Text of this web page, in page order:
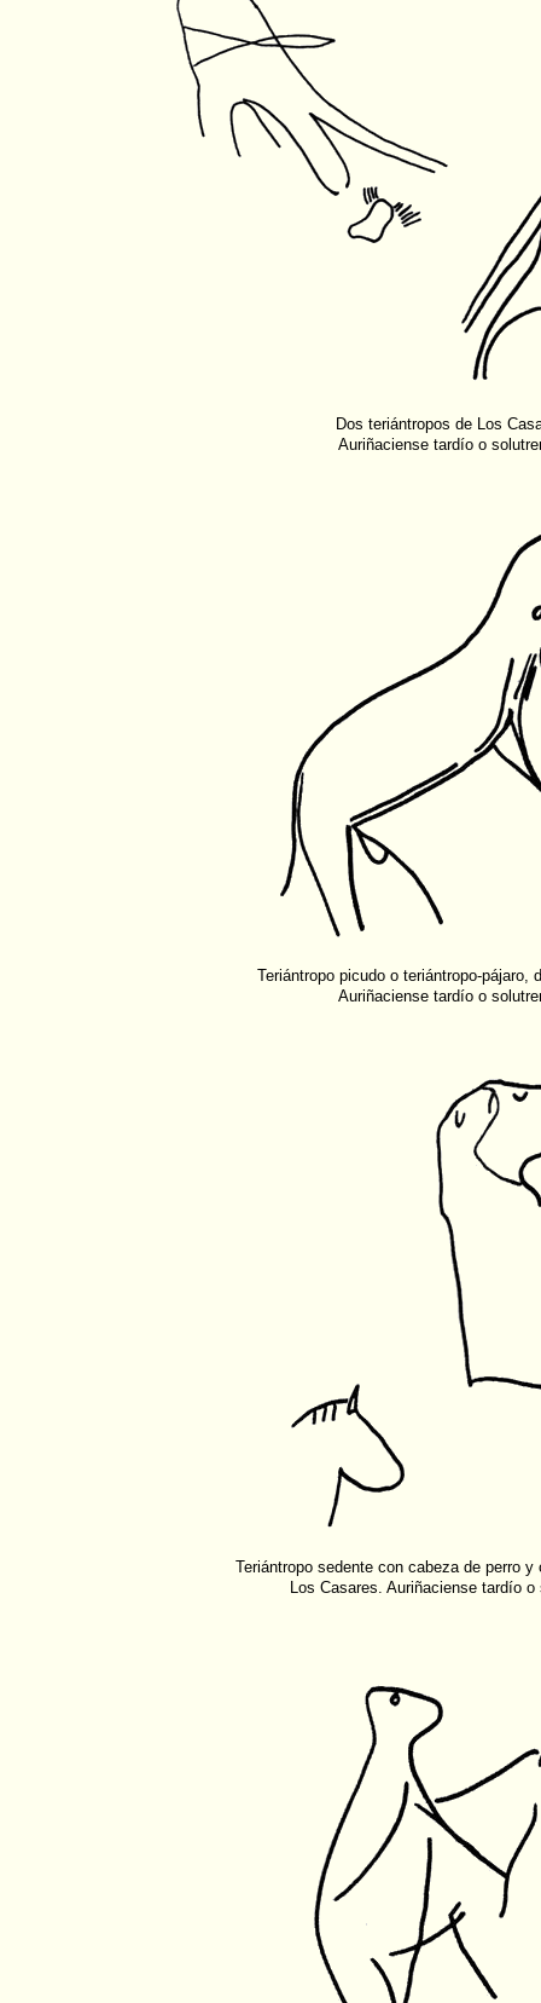
Dos teriántropos de Los
Auriñaciense tardío o
Teriántropo picudo o teriántropo-pájaro,
Auriñaciense tardío o
Teriántropo sedente con cabeza de perro y
Los Casares. Auriñaciense tardío o